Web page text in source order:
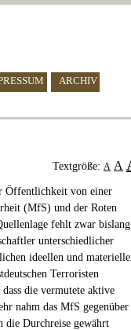
ARCHIV
Textgröße: A A
Öffentlichkeit von einer
(MfS) und der Roten
fehlt zwar bislang
unterschiedlicher
ideellen und
Terroristen
die vermutete aktive
nahm das MfS gegenüber
die Durchreise gewährt